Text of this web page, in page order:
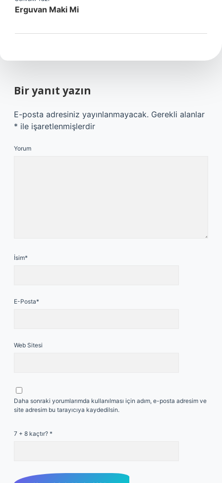
Erguvan Maki Mi
Bir yanıt yazın
E-posta adresiniz yayınlanmayacak. Gerekli alanlar
* ile işaretlenmişlerdir
Yorum
İsim*
E-Posta*
Web Sitesi
Daha sonraki yorumlarımda kullanılması için adım, e-posta adresim ve
site adresim bu tarayıcıya kaydedilsin.
7 + 8 kaçtır? *